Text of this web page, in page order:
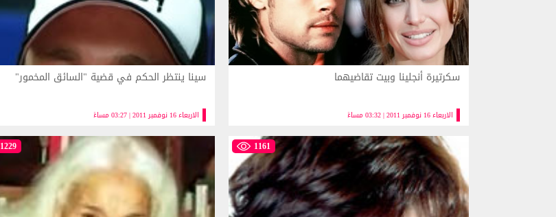
الاربعاء 16 نوفمبر 2011 | 03:32 مساءً
سكرتيرة أنجلينا وبيت تقاضيهما
الاربعاء 16 نوفمبر 2011 | 03:27 مساءً
سينا ينتظر الحكم في قضية "السائق المخمور"
1161
1229